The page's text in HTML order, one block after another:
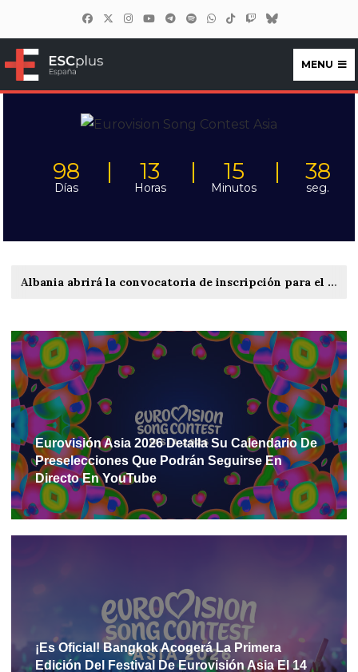
ESCplus España
MENU
98
Días
13
Horas
15
Minutos
37
seg.
Albania abrirá la convocatoria de inscripción para el Festivali i Këngës 65 entre el 22 y el 27 de septiembre
Eurovisión Asia 2026 Detalla Su Calendario De
Preselecciones Que Podrán Seguirse En
Directo En YouTube
¡Es Oficial! Bangkok Acogerá La Primera
Edición Del Festival De Eurovisión Asia El 14